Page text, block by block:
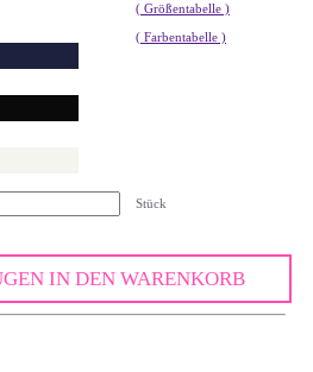
( Größentabelle )
( Farbentabelle )
Stück
IN DEN WARENKORB